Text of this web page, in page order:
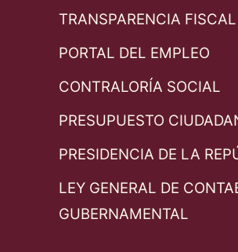
TRANSPARENCIA FISCAL
PORTAL DEL EMPLEO
CONTRALORÍA SOCIAL
PRESUPUESTO
PRESIDENCIA DE LA
LEY GENERAL DE
GUBERNAMENTAL